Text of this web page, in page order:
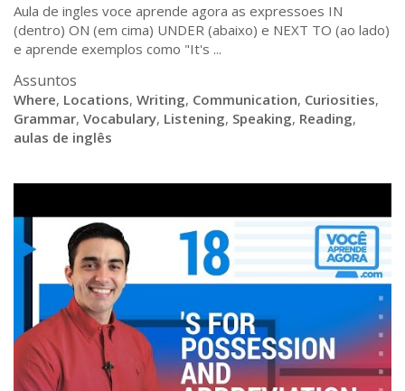
Aula de ingles voce aprende agora as expressoes IN
(dentro) ON (em cima) UNDER (abaixo) e NEXT TO (ao lado)
e aprende exemplos como "It's ...
Assuntos
Where, Locations, Writing, Communication, Curiosities,
Grammar, Vocabulary, Listening, Speaking, Reading,
aulas de inglês